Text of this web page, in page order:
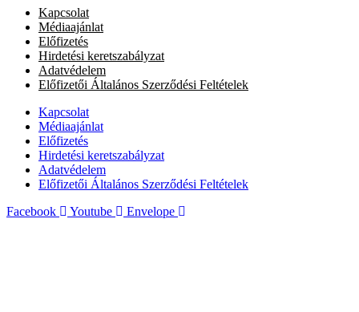
Kapcsolat
Médiaajánlat
Előfizetés
Hirdetési keretszabályzat
Adatvédelem
Előfizetői Általános Szerződési Feltételek
Kapcsolat
Médiaajánlat
Előfizetés
Hirdetési keretszabályzat
Adatvédelem
Előfizetői Általános Szerződési Feltételek
Facebook
Youtube Envelope